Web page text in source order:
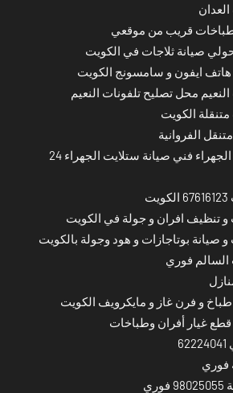
قريب من موقعي
صيانة ثلاجات في الكويت
هاتف ايفون و سامسونج الكويت
محل تصليح تلفونات النعيم
الكويت
الفروانية
فني تصليح ستلايت الجهراء فني صيانة ستلايت الجهراء 24
تنظيف افران و جولة في الكويت
صيانة بوتاجازات و هود وجولة بالكويت
فوري
و فرن غاز و مايكرويف الكويت
غيار أفران وطباخات
فوري